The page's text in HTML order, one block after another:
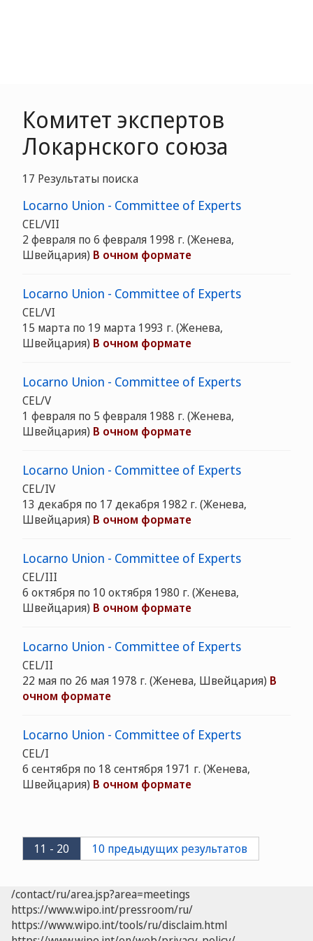
Комитет экспертов
Локарнского союза
17 Результаты поиска
Locarno Union - Committee of Experts
CEL/VII
2 февраля по 6 февраля 1998 г. (Женева,
Швейцария) В очном формате
Locarno Union - Committee of Experts
CEL/VI
15 марта по 19 марта 1993 г. (Женева,
Швейцария) В очном формате
Locarno Union - Committee of Experts
CEL/V
1 февраля по 5 февраля 1988 г. (Женева,
Швейцария) В очном формате
Locarno Union - Committee of Experts
CEL/IV
13 декабря по 17 декабря 1982 г. (Женева,
Швейцария) В очном формате
Locarno Union - Committee of Experts
CEL/III
6 октября по 10 октября 1980 г. (Женева,
Швейцария) В очном формате
Locarno Union - Committee of Experts
CEL/II
22 мая по 26 мая 1978 г. (Женева, Швейцария) В
очном формате
Locarno Union - Committee of Experts
CEL/I
6 сентября по 18 сентября 1971 г. (Женева,
Швейцария) В очном формате
11 - 20 10 предыдущих результатов
/contact/ru/area.jsp?area=meetings
https://www.wipo.int/pressroom/ru/
https://www.wipo.int/tools/ru/disclaim.html